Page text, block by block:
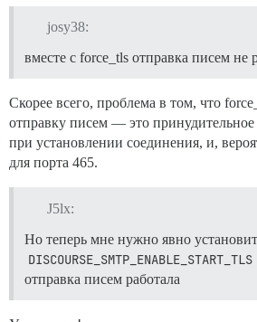
josy38:
вместе с force_tls отправка писем не
Скорее всего, проблема в том, что
отправку писем — это
при установлении соединения, и,
для порта 465.
J5lx:
Но теперь мне нужно явно
DISCOURSE_SMTP_ENABLE_START_TLS
отправка писем работала